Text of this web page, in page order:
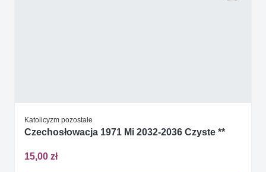
Katolicyzm pozostałe
Czechosłowacja 1971 Mi 2032-2036 Czyste **
15,00 zł